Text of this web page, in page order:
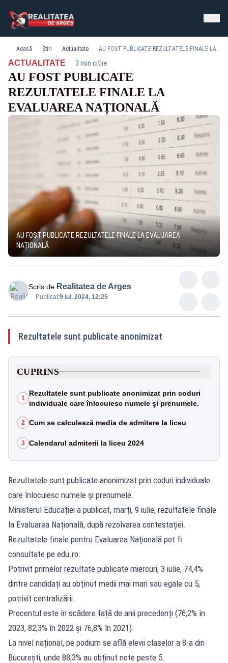
Acasă Știri Actualitate AU FOST PUBLICATE REZULTATELE FINALE LA EVALUAREA NAȚIONALĂ
ACTUALITATE· 3 min citire
AU FOST PUBLICATE
REZULTATELE FINALE LA
EVALUAREA NAȚIONALĂ
AU FOST PUBLICATE REZULTATELE FINALE LA EVALUAREA
NAȚIONALĂ
Scris de Realitatea de Arges
Publicat:9 iul. 2024, 12:25
Rezultatele sunt publicate anonimizat
CUPRINS
1
Rezultatele sunt publicate anonimizat prin coduri
individuale care înlocuiesc numele și prenumele.
2 Cum se calculează media de admitere la liceu
3 Calendarul admiterii la liceu 2024
Rezultatele sunt publicate anonimizat prin coduri individuale
care înlocuiesc numele și prenumele.
Ministerul Educației a publicat, marți, 9 iulie, rezultatele finale
la Evaluarea Națională, după rezolvarea contestației.
Rezultatele finale pentru Evaluarea Națională pot fi
consultate pe edu.ro.
Potrivit primelor rezultate publicate miercuri, 3 iulie, 74,4%
dintre candidați au obţinut medii mai mari sau egale cu 5,
potrivit centralizării.
Procentul este în scădere față de anii precedenți (76,2% în
2023, 82,3% în 2022 și 76,8% în 2021).
La nivel național, pe podium se află elevii claselor a 8-a din
București, unde 88,3% au obținut note peste 5.